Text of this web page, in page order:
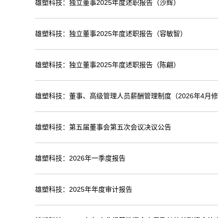
雄塑科技：独立董事2025年度述职报告（沙辉）
雄塑科技：独立董事2025年度述职报告（容敏智）
雄塑科技：独立董事2025年度述职报告（陈翩）
雄塑科技：董事、高级管理人员薪酬管理制度（2026年4月
雄塑科技：第五届董事会第五次会议决议公告
雄塑科技：2026年一季度报告
雄塑科技：2025年年度审计报告